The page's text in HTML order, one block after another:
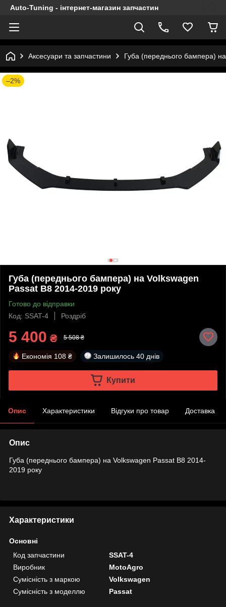
Auto-Tuning - інтернет-магазин запчастин
Аксесуари та запчастини Губа (переднього бампера)
–2%
Губа (переднього бампера) на Volkswagen
Passat B8 2014-2019 року
Готово до відправки
Код: SSAT-4
Роздріб
5 400 ₴ 5 508 ₴
Економія 108 ₴ Залишилось 40 днів
Купити
Опис Характеристики Відгуки про товар Доставка
Опис
Губа (переднього бампера) на Volkswagen Passat B8 2014-
2019 року
Характеристики
Основні
Код запчастини
SSAT-4
Виробник
MotoAgro
Сумісність з маркою
Volkswagen
Сумісність з моделлю
Passat